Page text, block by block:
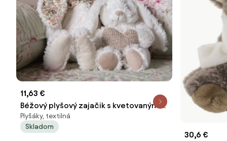
11,63 €
Béžový plyšový zajačik s kvetovanými
uškami - 15*20*24 cm
Plyšáky, textilná
Skladom
30,6 €